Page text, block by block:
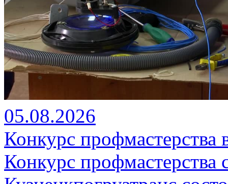
05.08.2026
Конкурс профмастерства
Конкурс профмастерства